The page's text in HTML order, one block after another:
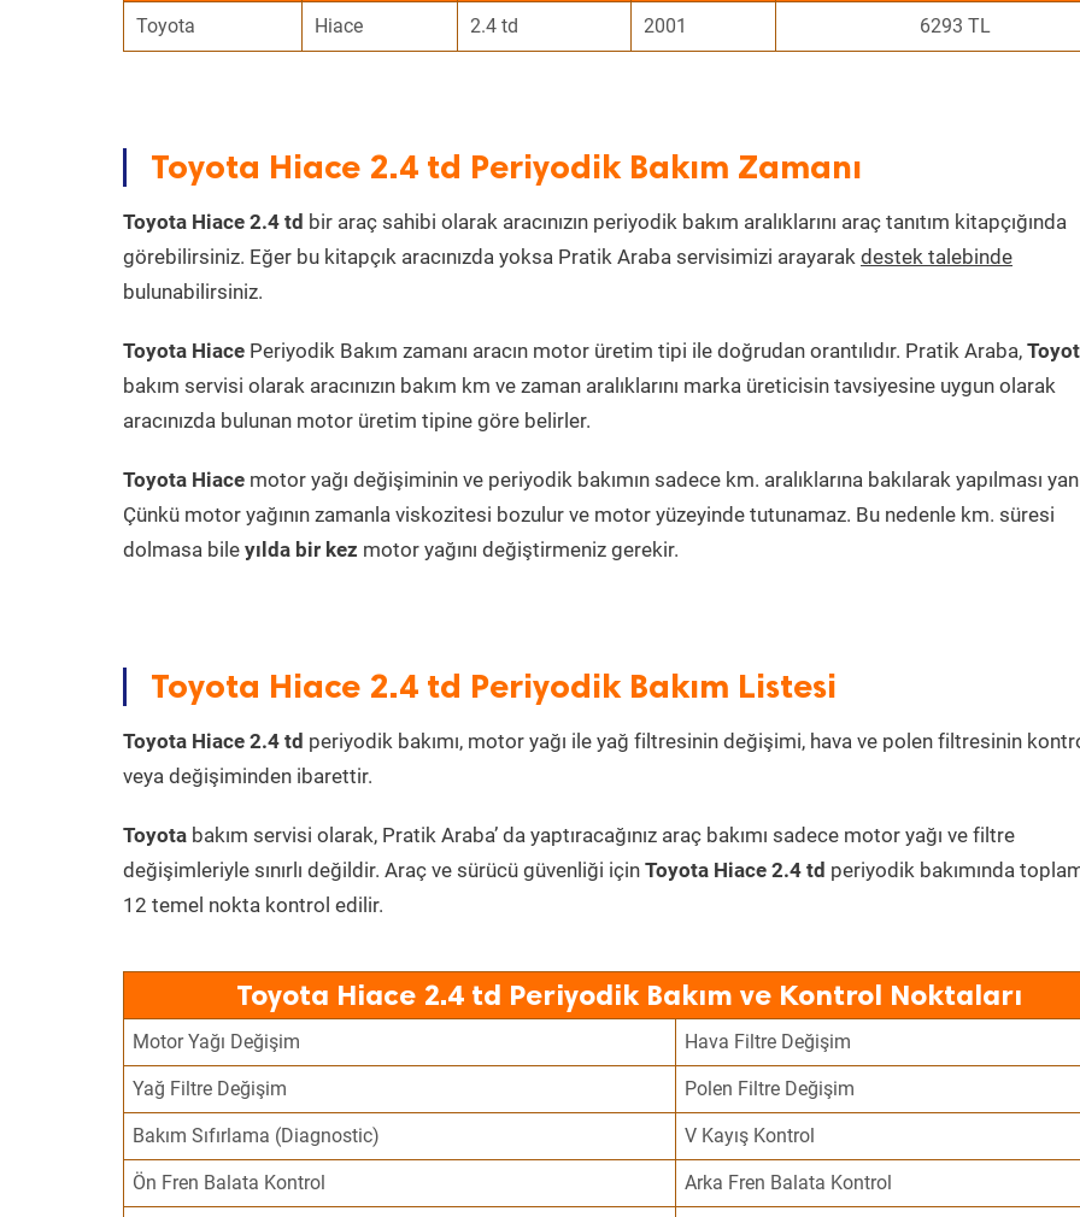
Toyota Hiace 2.4 td 2001 6293 TL
Toyota Hiace 2.4 td Periyodik Bakım Zamanı
Toyota Hiace 2.4 td bir araç sahibi olarak aracınızın periyodik bakım aralıklarını araç tanıtım kitapçığında
görebilirsiniz. Eğer bu kitapçık aracınızda yoksa Pratik Araba servisimizi arayarak destek talebinde
bulunabilirsiniz.
Toyota Hiace Periyodik Bakım zamanı aracın motor üretim tipi ile doğrudan orantılıdır. Pratik Araba,
bakım servisi olarak aracınızın bakım km ve zaman aralıklarını marka üreticisin tavsiyesine uygun olarak
aracınızda bulunan motor üretim tipine göre belirler.
Toyota Hiace motor yağı değişiminin ve periyodik bakımın sadece km. aralıklarına bakılarak yapılması
Çünkü motor yağının zamanla viskozitesi bozulur ve motor yüzeyinde tutunamaz. Bu nedenle km. süresi
dolmasa bile yılda bir kez motor yağını değiştirmeniz gerekir.
Toyota Hiace 2.4 td Periyodik Bakım Listesi
Toyota Hiace 2.4 td periyodik bakımı, motor yağı ile yağ filtresinin değişimi, hava ve polen filtresinin
veya değişiminden ibarettir.
Toyota bakım servisi olarak, Pratik Araba’ da yaptıracağınız araç bakımı sadece motor yağı ve filtre
değişimleriyle sınırlı değildir. Araç ve sürücü güvenliği için Toyota Hiace 2.4 td periyodik bakımında
12 temel nokta kontrol edilir.
Toyota Hiace 2.4 td Periyodik Bakım ve Kontrol Noktaları
Motor Yağı Değişim Hava Filtre Değişim
Yağ Filtre Değişim Polen Filtre Değişim
Bakım Sıfırlama (Diagnostic) V Kayış Kontrol
Ön Fren Balata Kontrol Arka Fren Balata Kontrol